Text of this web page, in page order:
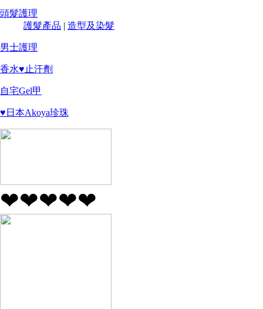
頭髮護理
護髮產品 | 造型及染髮
男士護理
香水♥止汗劑
自宅Gel甲
♥日本Akoya珍珠
❤❤❤❤❤